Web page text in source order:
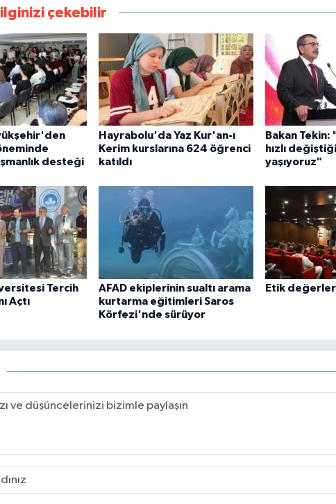
ilginizi çekebilir
desteği
Hayrabolu'da Yaz Kur'an-ı
Kerim kurslarına 624 öğrenci
katıldı
Bakan Tekin:
hızlı
yaşıyoruz"
Tercih
Açtı
AFAD ekiplerinin sualtı arama
kurtarma eğitimleri Saros
Körfezi'nde sürüyor
Etik